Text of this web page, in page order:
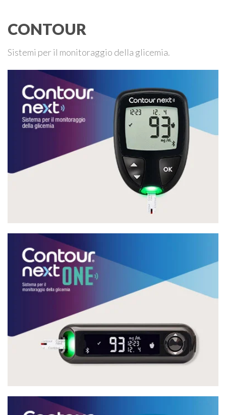
CONTOUR
Sistemi per il monitoraggio della glicemia.